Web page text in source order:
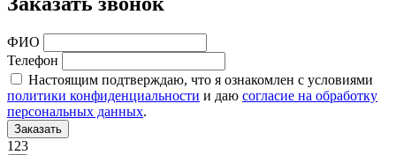
ФИО
Телефон
Настоящим подтверждаю, что я ознакомлен с условиями
политики конфиденциальности и даю согласие на обработку
персональных данных.
Заказать
123